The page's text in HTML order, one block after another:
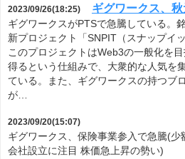
2023/09/26(18:25) ギグワークス、
ギグワークスがPTSで急騰している。
新プロジェクト「SNPIT（スナップイ
このプロジェクトはWeb3の一般化を
得るという仕組みで、大衆的な人気を
ている。また、ギグワークスの持つブ
が…
2023/09/20(15:07)
ギグワークス、保険事業参入で急騰(
会社設立に注目 株価急上昇の勢い)